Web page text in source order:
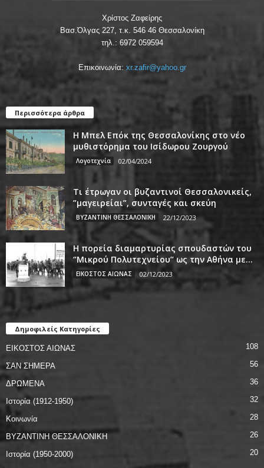
Χρίστος Ζαφείρης
Βασ.Όλγας 227, τ.κ. 546 46 Θεσσαλονίκη
τηλ.: 6972 059594
Επικοινωνία: xr.zafir@yahoo.gr
Περισσότερα άρθρα
Η Μπελ Επόκ της Θεσσαλονίκης στο νέο
μυθιστόρημα του Ισίδωρου Ζουργού
Λογοτεχνία 02/04/2024
Τι έτρωγαν οι βυζαντινοί Θεσσαλονικείς,
”μαγειρείαι”, συνταγές και σκεύη
ΒΥΖΑΝΤΙΝΗ ΘΕΣΣΑΛΟΝΙΚΗ 22/12/2023
Η πορεία διαμαρτυρίας σπουδαστών του
‘’Μικρού Πολυτεχνείου’’ ως την Αθήνα με...
ΕΙΚΟΣΤΟΣ ΑΙΩΝΑΣ 02/12/2023
Δημοφιλείς Κατηγορίες
ΕΙΚΟΣΤΟΣ ΑΙΩΝΑΣ 108
ΣΑΝ ΣΗΜΕΡΑ 56
ΔΡΩΜΕΝΑ 36
Ιστορία (1912-1950) 32
Κοινωνία 28
ΒΥΖΑΝΤΙΝΗ ΘΕΣΣΑΛΟΝΙΚΗ 26
Ιστορία (1950-2000) 20